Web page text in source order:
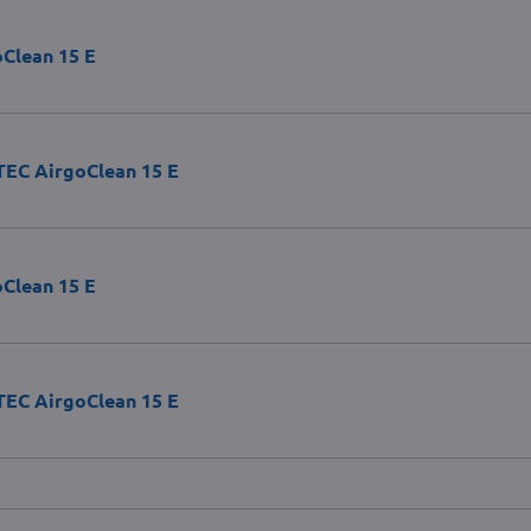
15 E
AirgoClean 15 E
15 E
AirgoClean 15 E